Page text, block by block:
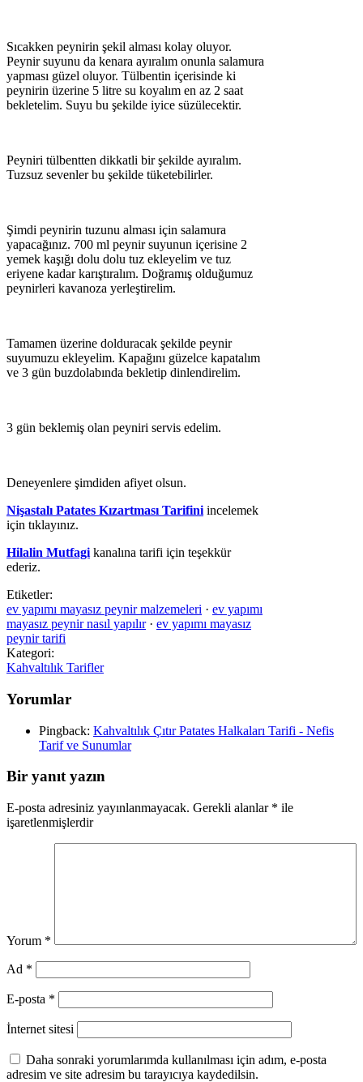
Sıcakken peynirin şekil alması kolay oluyor.
Peynir suyunu da kenara ayıralım onunla salamura
yapması güzel oluyor. Tülbentin içerisinde ki
peynirin üzerine 5 litre su koyalım en az 2 saat
bekletelim. Suyu bu şekilde iyice süzülecektir.
Peyniri tülbentten dikkatli bir şekilde ayıralım.
Tuzsuz sevenler bu şekilde tüketebilirler.
Şimdi peynirin tuzunu alması için salamura
yapacağınız. 700 ml peynir suyunun içerisine 2
yemek kaşığı dolu dolu tuz ekleyelim ve tuz
eriyene kadar karıştıralım. Doğramış olduğumuz
peynirleri kavanoza yerleştirelim.
Tamamen üzerine dolduracak şekilde peynir
suyumuzu ekleyelim. Kapağını güzelce kapatalım
ve 3 gün buzdolabında bekletip dinlendirelim.
3 gün beklemiş olan peyniri servis edelim.
Deneyenlere şimdiden afiyet olsun.
Nişastalı Patates Kızartması Tarifini incelemek
için tıklayınız.
Hilalin Mutfagi kanalına tarifi için teşekkür
ederiz.
Etiketler:
ev yapımı mayasız peynir malzemeleri · ev yapımı
mayasız peynir nasıl yapılır· ev yapımı mayasız
peynir tarifi
Kategori:
Kahvaltılık Tarifler
Yorumlar
Pingback: Kahvaltılık Çıtır Patates Halkaları Tarifi - Nefis
Tarif ve Sunumlar
Bir yanıt yazın
E-posta adresiniz yayınlanmayacak. Gerekli alanlar * ile
işaretlenmişlerdir
Yorum *
Ad *
E-posta *
İnternet sitesi
Daha sonraki yorumlarımda kullanılması için adım, e-posta
adresim ve site adresim bu tarayıcıya kaydedilsin.